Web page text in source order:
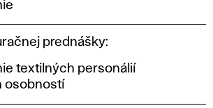
prednášky:
textilných personálií
osobností